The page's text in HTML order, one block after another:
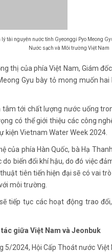
Nước sạch và Môi trường Việt Nam
thị của phía Việt Nam, Giám
Gyu bày tỏ mong muốn
tâm tới chất lượng nước uống
có thể giới thiệu các công
kiện Vietnam Water Week 2024.
của phía Hàn Quốc, bà Hạ
biến đổi khí hậu, do đó việc
tiên tiến hiện đại sẽ có vai
môi trường.